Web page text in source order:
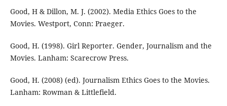
Good, H & Dillon, M. J. (2002). Media Ethics Goes to the
Movies. Westport, Conn: Praeger.
Good, H. (1998). Girl Reporter. Gender, Journalism and the
Movies. Lanham: Scarecrow Press.
Good, H. (2008) (ed). Journalism Ethics Goes to the Movies.
Lanham: Rowman & Littlefield.